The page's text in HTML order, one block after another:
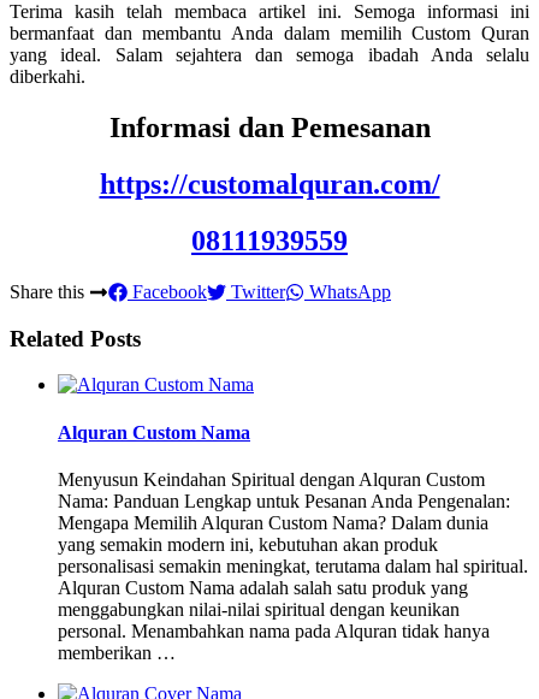
Terima kasih telah membaca artikel ini. Semoga informasi ini
bermanfaat dan membantu Anda dalam memilih Custom Quran
yang ideal. Salam sejahtera dan semoga ibadah Anda selalu
diberkahi.
Informasi dan Pemesanan
https://customalquran.com/
08111939559
Share this Facebook Twitter WhatsApp
Related Posts
Alquran Custom Nama
Menyusun Keindahan Spiritual dengan Alquran Custom
Nama: Panduan Lengkap untuk Pesanan Anda Pengenalan:
Mengapa Memilih Alquran Custom Nama? Dalam dunia
yang semakin modern ini, kebutuhan akan produk
personalisasi semakin meningkat, terutama dalam hal spiritual.
Alquran Custom Nama adalah salah satu produk yang
menggabungkan nilai-nilai spiritual dengan keunikan
personal. Menambahkan nama pada Alquran tidak hanya
memberikan …